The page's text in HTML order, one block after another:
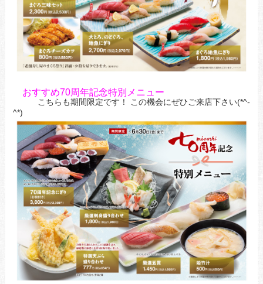
おすすめ70周年記念特別メニュー
こちらも期間限定です！ この機会にぜひご来店下さい(*^-
^*)